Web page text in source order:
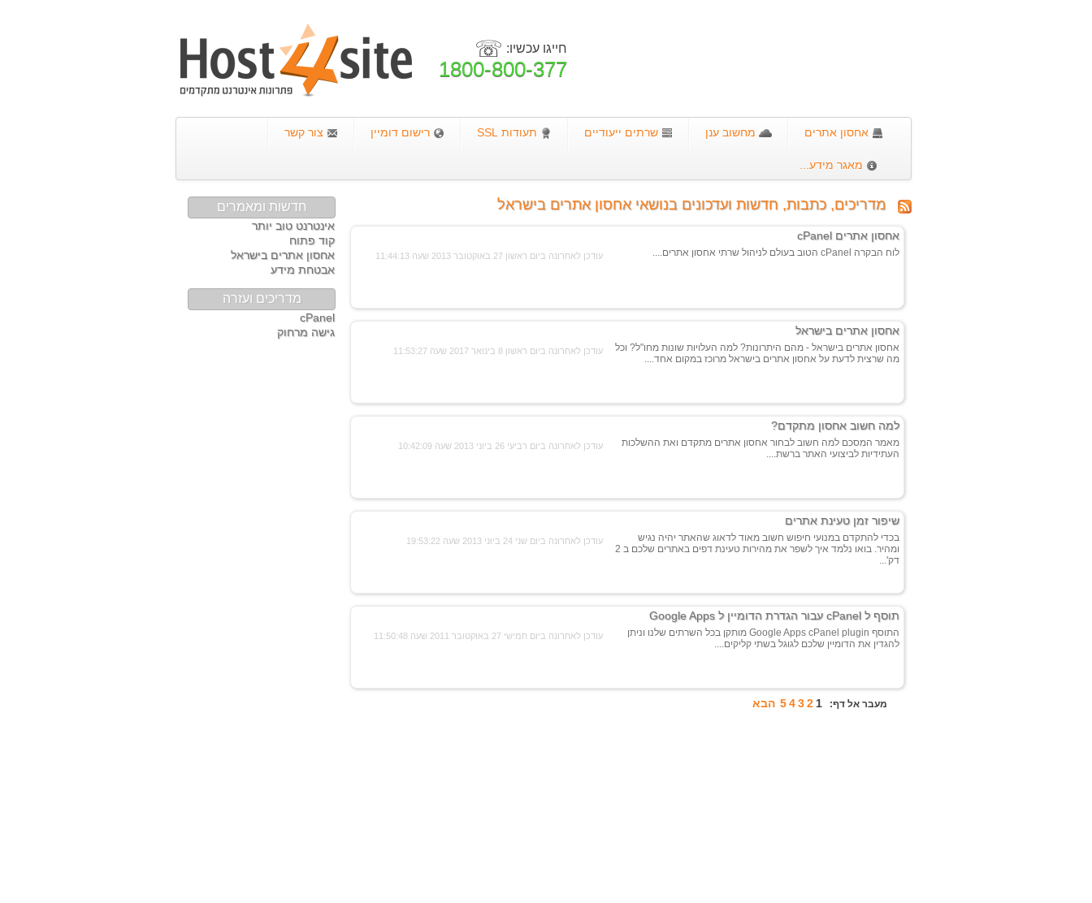
חייגו עכשיו: ☏
1800-800-377
אחסון אתרים מחשוב ענן שרתים ייעודיים תעודות SSL רישום דומיין צור קשר
מאגר מידע...
מדריכים, כתבות, חדשות ועדכונים בנושאי אחסון אתרים בישראל
אחסון אתרים cPanel
לוח הבקרה cPanel הטוב בעולם לניהול שרתי אחסון אתרים.... עודכן לאחרונה ביום ראשון 27 באוקטובר 2013 שעה 11:44:13
אחסון אתרים בישראל
אחסון אתרים בישראל - מהם היתרונות? למה העלויות שונות מחו"ל? וכל
מה שרצית לדעת על אחסון אתרים בישראל מרוכז במקום אחד....
עודכן לאחרונה ביום ראשון 8 בינואר 2017 שעה 11:53:27
למה חשוב אחסון מתקדם?
מאמר המסכם למה חשוב לבחור אחסון אתרים מתקדם ואת ההשלכות
העתידיות לביצועי האתר ברשת....
עודכן לאחרונה ביום רביעי 26 ביוני 2013 שעה 10:42:09
שיפור זמן טעינת אתרים
בכדי להתקדם במנועי חיפוש חשוב מאוד לדאוג שהאתר יהיה נגיש
ומהיר. בואו נלמד איך לשפר את מהירות טעינת דפים באתרים שלכם ב 2
דק'...
עודכן לאחרונה ביום שני 24 ביוני 2013 שעה 19:53:22
תוסף ל cPanel עבור הגדרת הדומיין ל Google Apps
התוסף Google Apps cPanel plugin מותקן בכל השרתים שלנו וניתן
להגדין את הדומיין שלכם לגוגל בשתי קליקים....
עודכן לאחרונה ביום חמישי 27 באוקטובר 2011 שעה 11:50:48
מעבר אל דף: 1
2
3
4
5 הבא
חדשות ומאמרים
אינטרנט טוב יותר
קוד פתוח
אחסון אתרים בישראל
אבטחת מידע
מדריכים ועזרה
cPanel
גישה מרחוק